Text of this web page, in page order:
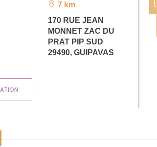
7 km
170 RUE JEAN
MONNET ZAC DU
PRAT PIP SUD
29490,GUIPAVAS